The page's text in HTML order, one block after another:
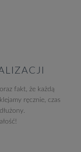
fakt, że każdą
ręcznie, czas